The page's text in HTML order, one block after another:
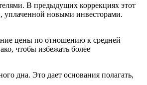
В предыдущих коррекциях этот
уплаченной новыми инвесторами.
цены по отношению к средней
чтобы избежать более
дна. Это дает основания полагать,